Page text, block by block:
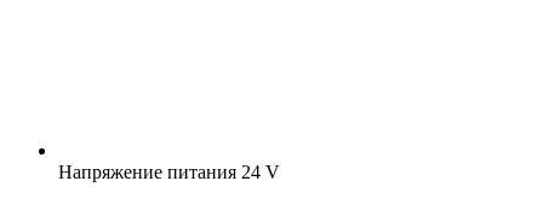
Напряжение питания 24 V